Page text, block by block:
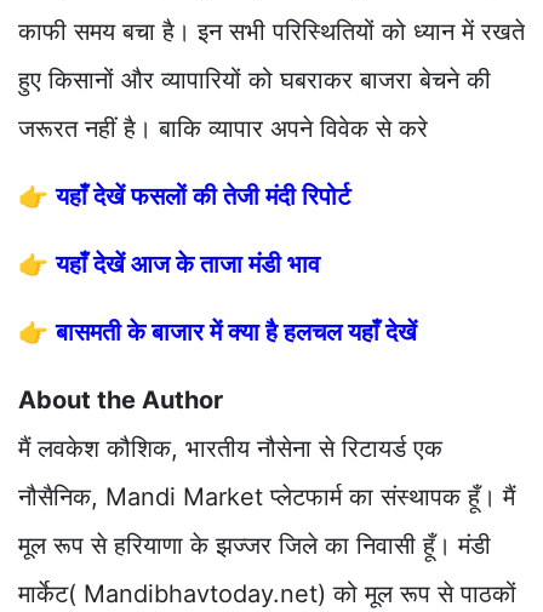
काफी समय बचा है। इन सभी परिस्थितियों को ध्यान में रखते
हुए किसानों और व्यापारियों को घबराकर बाजरा बेचने की
जरूरत नहीं है। बाकि व्यापार अपने विवेक से करे
👉यहाँ देखें फसलों की तेजी मंदी रिपोर्ट
👉यहाँ देखें आज के ताजा मंडी भाव
👉बासमती के बाजार में क्या है हलचल यहाँ देखें
About the Author
मैं लवकेश कौशिक, भारतीय नौसेना से रिटायर्ड एक
नौसैनिक, Mandi Market प्लेटफार्म का संस्थापक हूँ। मैं
मूल रूप से हरियाणा के झज्जर जिले का निवासी हूँ। मंडी
मार्केट( Mandibhavtoday.net) को मूल रूप से पाठकों